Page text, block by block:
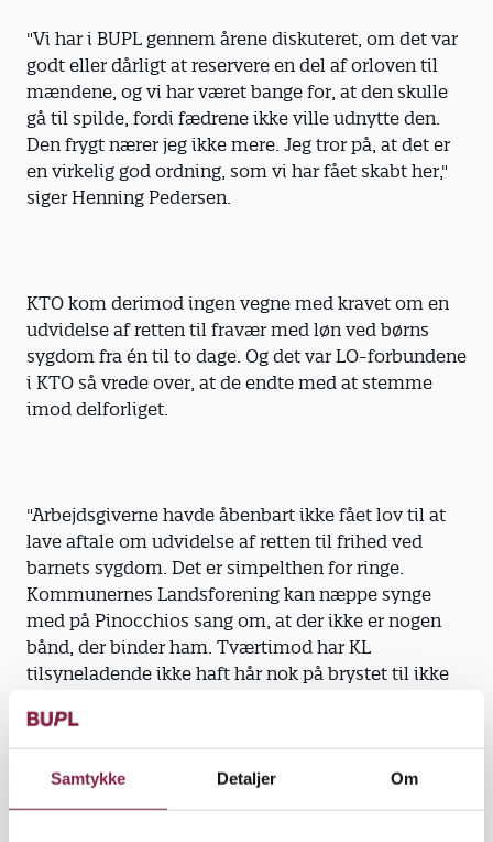
Samtykke Detaljer Om
"Vi har i BUPL gennem årene diskuteret, om det var
godt eller dårligt at reservere en del af orloven til
mændene, og vi har været bange for, at den skulle
gå til spilde, fordi fædrene ikke ville udnytte den.
Den frygt nærer jeg ikke mere. Jeg tror på, at det er
en virkelig god ordning, som vi har fået skabt her,"
siger Henning Pedersen.
KTO kom derimod ingen vegne med kravet om en
udvidelse af retten til fravær med løn ved børns
sygdom fra én til to dage. Og det var LO-forbundene
i KTO så vrede over, at de endte med at stemme
imod delforliget.
"Arbejdsgiverne havde åbenbart ikke fået lov til at
lave aftale om udvidelse af retten til frihed ved
barnets sygdom. Det er simpelthen for ringe.
Kommunernes Landsforening kan næppe synge
med på Pinocchios sang om, at der ikke er nogen
bånd, der binder ham. Tværtimod har KL
tilsyneladende ikke haft hår nok på brystet til ikke
beklager jeg dybt," udtaler FOA-formand Dennis
Kristensen, der med "dukkeføreren" mener
finansminister Lars Løkke Rasmussen (V).